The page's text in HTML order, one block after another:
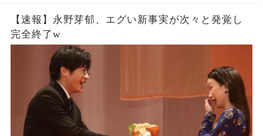
【速報】永野芽郁、エグい新事実が次々と発覚し
完全終了w